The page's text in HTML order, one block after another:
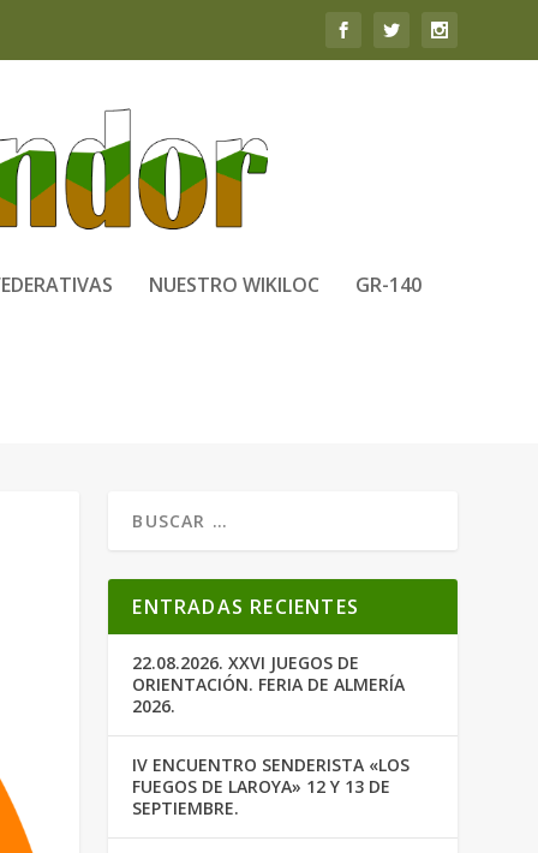
NUESTRO WIKILOC GR-140
ENTRADAS RECIENTES
22.08.2026. XXVI JUEGOS DE
ORIENTACIÓN. FERIA DE ALMERÍA
2026.
IV ENCUENTRO SENDERISTA «LOS
FUEGOS DE LAROYA» 12 Y 13 DE
SEPTIEMBRE.